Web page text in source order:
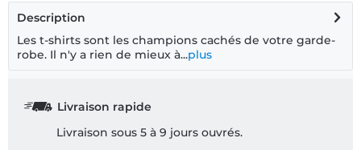
Description
Les t-shirts sont les champions cachés de votre garde-
robe. Il n'y a rien de mieux à...plus
Livraison rapide
Livraison sous 5 à 9 jours ouvrés.